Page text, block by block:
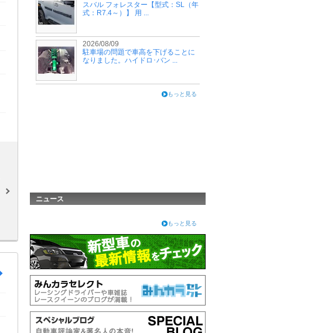
スバル フォレスター【型式：SL（年
式：R7.4～）】 用 ...
2026/08/09
駐車場の問題で車高を下げることに
なりました。ハイドロ･バン ...
もっと見る
ニュース
もっと見る